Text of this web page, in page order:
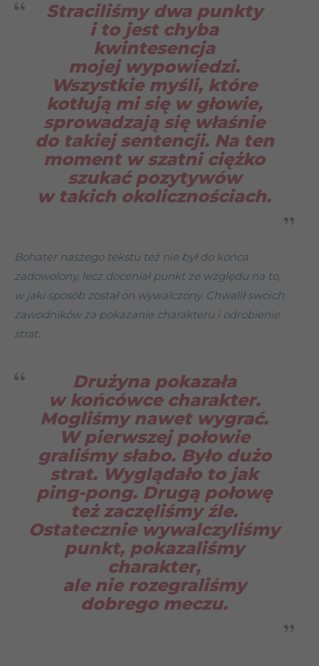
Straciliśmy dwa punkty
i to jest chyba
kwintesencja
mojej wypowiedzi.
Wszystkie myśli, które
kotłują mi się w głowie,
sprowadzają się właśnie
do takiej sentencji. Na ten
moment w szatni ciężko
szukać pozytywów
w takich okolicznościach.
Bohater naszego tekstu też nie był do końca
zadowolony, lecz doceniał punkt ze względu na to,
w jaki sposób został on wywalczony. Chwalił swoich
zawodników za pokazanie charakteru i odrobienie
strat:
Drużyna pokazała
w końcówce charakter.
Mogliśmy nawet wygrać.
W pierwszej połowie
graliśmy słabo. Było dużo
strat. Wyglądało to jak
ping-pong. Drugą połowę
też zaczęliśmy źle.
Ostatecznie wywalczyliśmy
punkt, pokazaliśmy
charakter,
ale nie rozegraliśmy
dobrego meczu.